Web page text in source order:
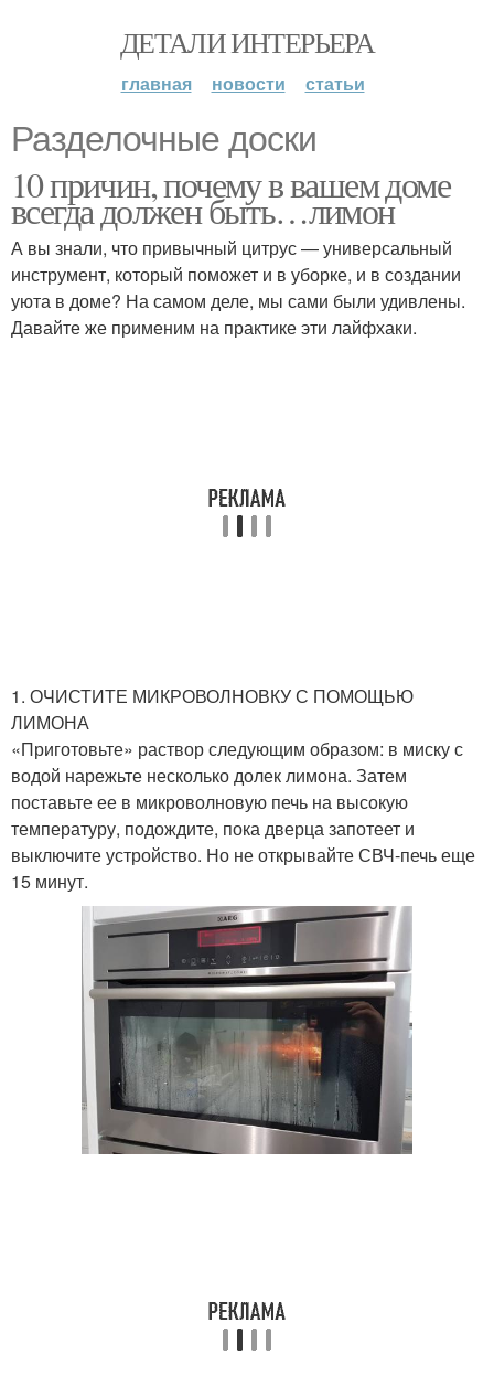
ДЕТАЛИ ИНТЕРЬЕРА
главная новости статьи
Разделочные доски
10 причин, почему в вашем доме
всегда должен быть…лимон
А вы знали, что привычный цитрус — универсальный
инструмент, который поможет и в уборке, и в создании
уюта в доме? На самом деле, мы сами были удивлены.
Давайте же применим на практике эти лайфхаки.
1. ОЧИСТИТЕ МИКРОВОЛНОВКУ С ПОМОЩЬЮ
ЛИМОНА
«Приготовьте» раствор следующим образом: в миску с
водой нарежьте несколько долек лимона. Затем
поставьте ее в микроволновую печь на высокую
температуру, подождите, пока дверца запотеет и
выключите устройство. Но не открывайте СВЧ-печь еще
15 минут.